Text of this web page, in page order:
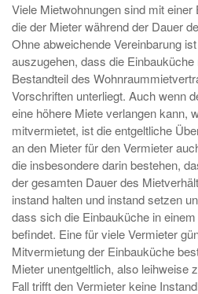
Viele Mietwohnungen sind mit
die der Mieter während der Dauer
Ohne abweichende Vereinbarung
auszugehen, dass die
Bestandteil des
Vorschriften unterliegt. Auch wenn
eine höhere Miete verlangen kann,
mitvermietet, ist die entgeltliche
an den Mieter für den Vermieter
die insbesondere darin bestehen,
der gesamten Dauer des
instand halten und instand setzen
dass sich die Einbauküche in
befindet. Eine für viele Vermieter
Mitvermietung der Einbauküche
Mieter unentgeltlich, also leihweise
Fall trifft den Vermieter keine